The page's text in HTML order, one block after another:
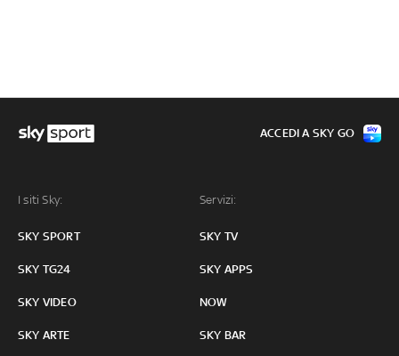
I siti Sky:
SKY SPORT
SKY TG24
SKY VIDEO
SKY ARTE
Servizi:
SKY TV
SKY APPS
NOW
SKY BAR
ACCEDI A SKY GO